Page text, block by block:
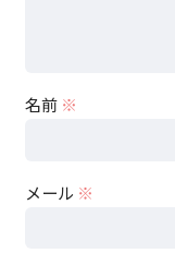
名前 ※
メール ※